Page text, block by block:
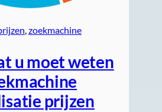
, zoekmachine
u moet weten
prijzen